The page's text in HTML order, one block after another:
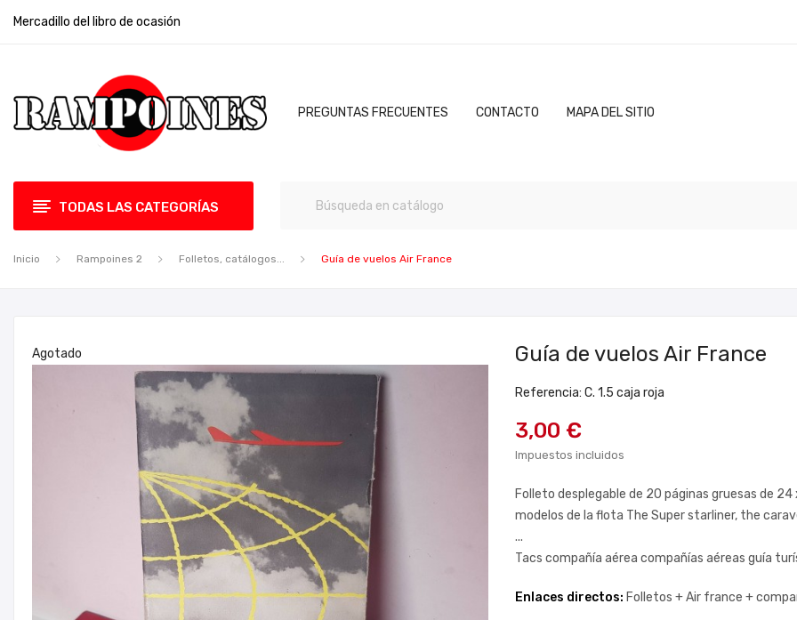
Mercadillo del libro de ocasión
PREGUNTAS FRECUENTES CONTACTO MAPA DEL SITIO
TODAS LAS CATEGORÍAS
Inicio Rampoines 2 Folletos, catálogos... Guía de vuelos Air France
Agotado Guía de vuelos Air France
Referencia: C. 1.5 caja roja
3,00 €
Impuestos incluidos
Folleto desplegable de 20 páginas gruesas de
modelos de la flota The Super starliner, the
...
Tacs compañía aérea compañías aéreas guía
Enlaces directos: Folletos +Air france +